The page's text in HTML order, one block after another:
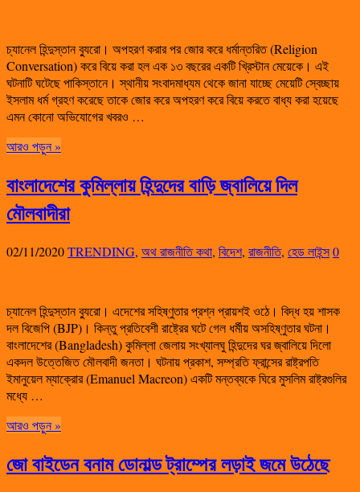
চ্যানেল হিন্দুস্তান ব্যুরো। অপহরণ করার পর জোর করে ধর্মান্তরিত (Religion
Conversation) করে বিয়ে করা হল এক ১৩ বছরের একটি খ্রিস্টান মেয়েকে। এই
ঘটনাটি ঘটেছে পাকিস্তানে। স্থানীয় সংবাদমাধ্যম থেকে জানা যাচ্ছে মেয়েটি স্বেচ্ছায়
ইসলাম ধর্ম গ্রহণ করেছে তাকে জোর করে অপহরণ করে বিয়ে করতে বাধ্য করা হয়েছে
এমন কোনো অভিযোগের খবরও …
আরও পড়ুন »
বাংলাদেশের কুমিল্লায় হিন্দুদের বাড়ি জ্বালিয়ে দিল
মৌলবাদীরা
02/11/2020TRENDING, অথ রাজনীতি কথা, বিদেশ, রাজনীতি, হেড লাইন্স0
চ্যানেল হিন্দুস্তান ব্যুরো। এদেশের সহিষ্ণুতার প্রশ্ন প্রায়শই ওঠে। বিদ্ধ হয় শাসক
দল বিজেপি (BJP)। কিন্তু প্রতিবেশী রাষ্ট্রের ঘটে গেল ধর্মীয় অসহিষ্ণুতার ঘটনা।
বাংলাদেশের (Bangladesh) কুমিল্লা জেলায় সংখ্যালঘু হিন্দুদের ঘর জ্বালিয়ে দিলো
একদল উত্তেজিত মৌলবাদী জনতা। ঘটনায় প্রকাশ, সম্প্রতি ফ্রান্সের রাষ্ট্রপতি
ইমানুয়েল ম্যাক্রোর (Emanuel Macreon) একটি মন্তব্যকে ঘিরে মুসলিম রাষ্ট্রগুলির
মধ্যে …
আরও পড়ুন »
জো বাইডেন বনাম ডোনাল্ড ট্রাম্পের লড়াই জমে উঠেছে